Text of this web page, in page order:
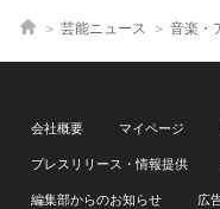
芸能ニュース 音楽・
会社概要 マイページ
プレスリリース・情報提供
編集部からのお知らせ
広